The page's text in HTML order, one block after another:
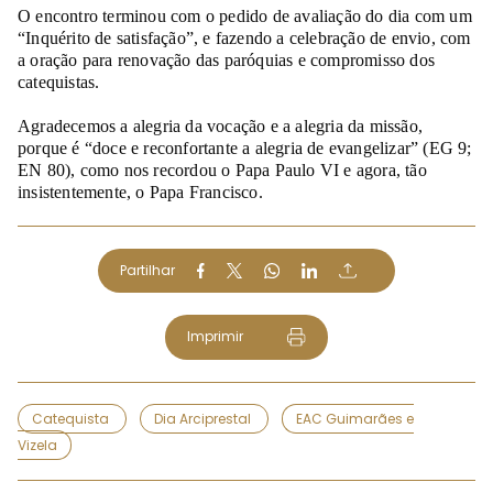
O encontro terminou com o pedido de avaliação do dia com um
“Inquérito de satisfação”, e fazendo a celebração de envio, com
a oração para renovação das paróquias e compromisso dos
catequistas.
Agradecemos a alegria da vocação e a alegria da missão,
porque é “doce e reconfortante a alegria de evangelizar” (EG 9;
EN 80), como nos recordou o Papa Paulo VI e agora, tão
insistentemente, o Papa Francisco.
Partilhar
Imprimir
Catequista Dia Arciprestal
EAC Guimarães e
Vizela